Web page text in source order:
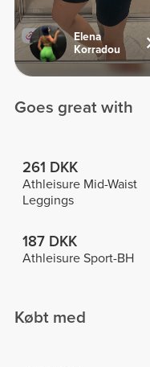
Elena
Korradou
Goes great with
261 DKK
Athleisure Mid-Waist
Leggings
187 DKK
Athleisure Sport-BH
Købt med